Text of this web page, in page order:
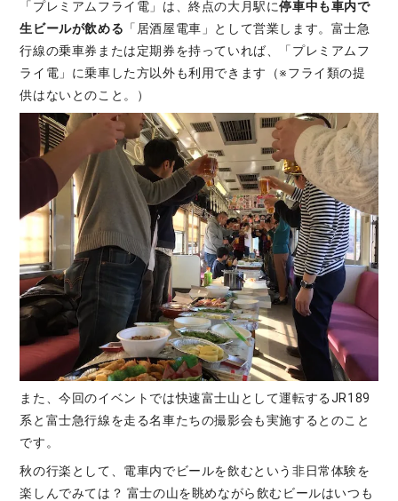
「プレミアムフライ電」は、終点の大月駅に停車中も車内で
生ビールが飲める 「居酒屋電車」として営業します。富士急
行線の乗車券または定期券を持っていれば、「プレミアムフ
ライ電」に乗車した方以外も利用できます（※フライ類の提
供はないとのこと。）
また、今回のイベントでは快速富士山として運転するJR189
系と富士急行線を走る名車たちの撮影会も実施するとのこと
です。
秋の行楽として、電車内でビールを飲むという非日常体験を
楽しんでみては？ 富士の山を眺めながら飲むビールはいつも